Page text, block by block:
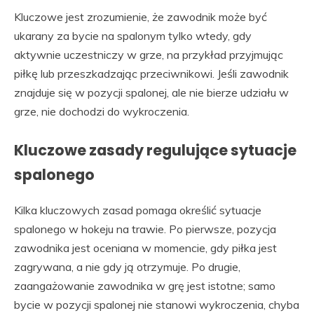
Kluczowe jest zrozumienie, że zawodnik może być
ukarany za bycie na spalonym tylko wtedy, gdy
aktywnie uczestniczy w grze, na przykład przyjmując
piłkę lub przeszkadzając przeciwnikowi. Jeśli zawodnik
znajduje się w pozycji spalonej, ale nie bierze udziału w
grze, nie dochodzi do wykroczenia.
Kluczowe zasady regulujące sytuacje
spalonego
Kilka kluczowych zasad pomaga określić sytuacje
spalonego w hokeju na trawie. Po pierwsze, pozycja
zawodnika jest oceniana w momencie, gdy piłka jest
zagrywana, a nie gdy ją otrzymuje. Po drugie,
zaangażowanie zawodnika w grę jest istotne; samo
bycie w pozycji spalonej nie stanowi wykroczenia, chyba